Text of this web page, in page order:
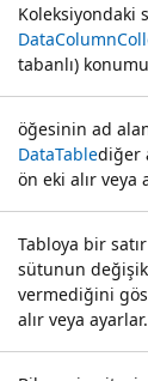
Koleksiyondaki
tabanlı)
öğesinin ad
DataTablediğer
ön eki alır veya
Tabloya bir
sütunun
vermediğini
alır veya ayarlar.